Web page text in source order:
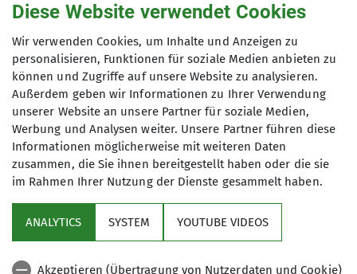
Frauenwandergruppe 1
Frauenwandergruppe 1
Wir wandern regelmäßig zwischen 16
und 18 Kilometer - die Teilnahme für
Mitglieder ist kostenfrei
Service
Diese Website verwendet Cookies
Wir verwenden Cookies, um Inhalte und Anzeigen zu
personalisieren, Funktionen für soziale Medien anbieten zu
können und Zugriffe auf unsere Website zu analysieren.
Außerdem geben wir Informationen zu Ihrer Verwendung
unserer Website an unsere Partner für soziale Medien,
Werbung und Analysen weiter. Unsere Partner führen diese
Informationen möglicherweise mit weiteren Daten
zusammen, die Sie ihnen bereitgestellt haben oder die sie
im Rahmen Ihrer Nutzung der Dienste gesammelt haben.
ANALYTICS SYSTEM YOUTUBE VIDEOS
Akzeptieren (Übertragung von Nutzerdaten und Cookie)